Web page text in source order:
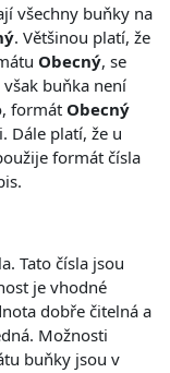
všechny buňky na
. Většinou platí, že
Obecný, se
buňka není
formát Obecný
Dále platí, že u
formát čísla
Tato čísla jsou
je vhodné
dobře čitelná a
Možnosti
buňky jsou v